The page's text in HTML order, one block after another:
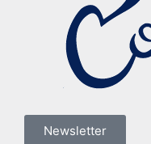
Newsletter